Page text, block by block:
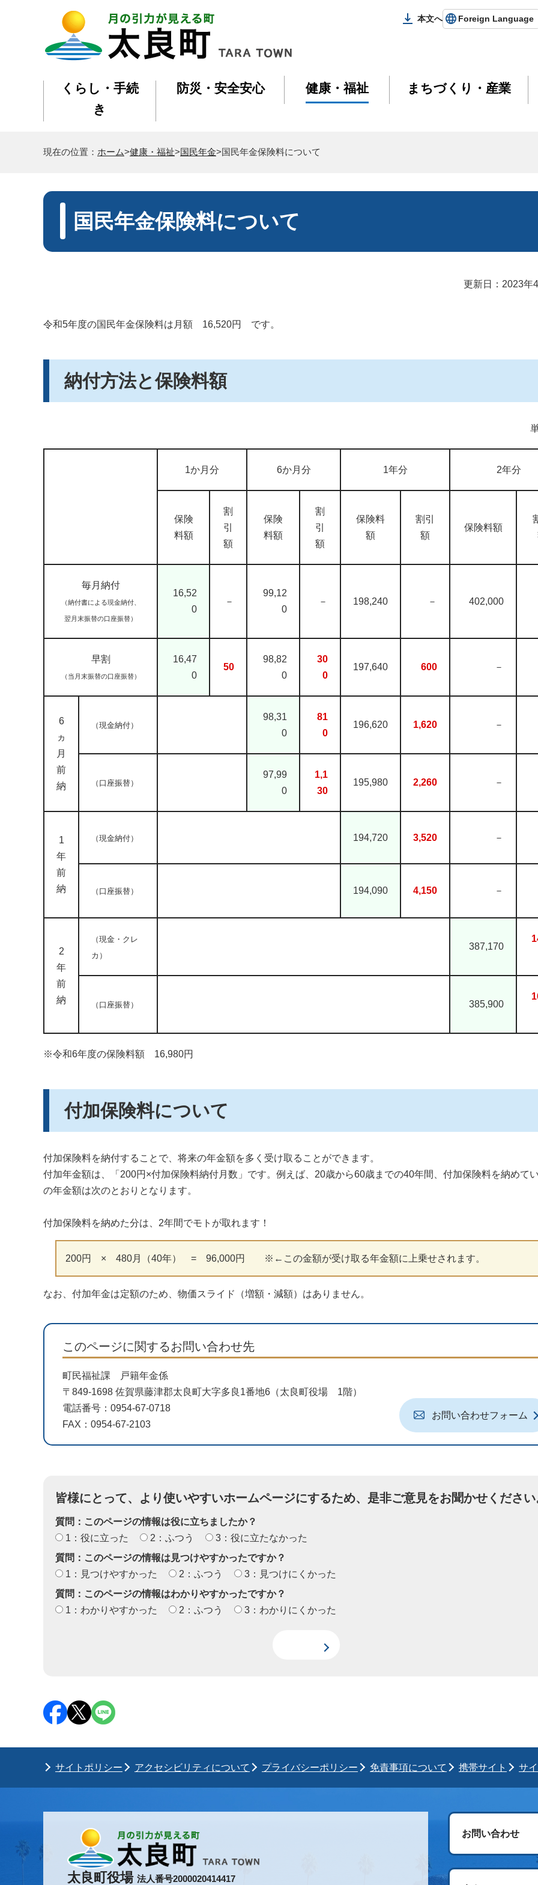
本文へ Foreign Language
くらし・手続
き
防災・安全安心 健康・福祉 まちづくり・産業
現在の位置： ホーム>健康・福祉> 国民年金>国民年金保険料について
国民年金保険料について
更新日：2023年
令和5年度の国民年金保険料は月額 16,520円 です。
納付方法と保険料額
1か月分 6か月分 1年分 2年分
保険
料額
割
引
額
保険
料額
割
引
額
保険料
額
割引
額
保険料額
毎月納付
（納付書による現金納付、
翌月末振替の口座振替）
16,52
0
－
99,12
0
－ 198,240 － 402,000
早割
（当月末振替の口座振替）
16,47
0
50
98,82
0
30
0
197,640 600 －
6
ヵ
月
前
納
（現金納付）
98,31
0
81
0
196,620 1,620 －
（口座振替）
97,99
0
1,1
30
195,980 2,260 －
1
年
前
納
（現金納付） 194,720 3,520 －
（口座振替） 194,090 4,150 －
2
年
前
納
（現金・クレ
カ）
387,170
（口座振替） 385,900
※令和6年度の保険料額 16,980円
付加保険料について
付加保険料を納付することで、将来の年金額を多く受け取ることができます。
付加年金額は、「200円×付加保険料納付月数」です。例えば、20歳から60歳までの40年間、付加保険料を納めて
の年金額は次のとおりとなります。
付加保険料を納めた分は、2年間でモトが取れます！
200円 × 480月（40年） = 96,000円 ※←この金額が受け取る年金額に上乗せされます。
なお、付加年金は定額のため、物価スライド（増額・減額）はありません。
このページに関するお問い合わせ先
町民福祉課 戸籍年金係
〒849-1698 佐賀県藤津郡太良町大字多良1番地6（太良町役場 1階）
電話番号：0954-67-0718
FAX：0954-67-2103
お問い合わせフォーム
皆様にとって、より使いやすいホームページにするため、是非ご意見をお聞かせください
質問：このページの情報は役に立ちましたか？
1：役に立った
2：ふつう
3：役に立たなかった
質問：このページの情報は見つけやすかったですか？
1：見つけやすかった
2：ふつう
3：見つけにくかった
質問：このページの情報はわかりやすかったですか？
1：わかりやすかった
2：ふつう 3：わかりにくかった
サイトポリシー アクセシビリティについて プライバシーポリシー 免責事項について 携帯サイト サ
太良町役場 法人番号2000020414417
お問い合わせ